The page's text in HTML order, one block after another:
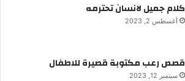
كلام جميل لانسان تحترمه
أغسطس 2, 2023
قصص رعب مكتوبة قصيرة للاطفال
سبتمبر 12, 2023